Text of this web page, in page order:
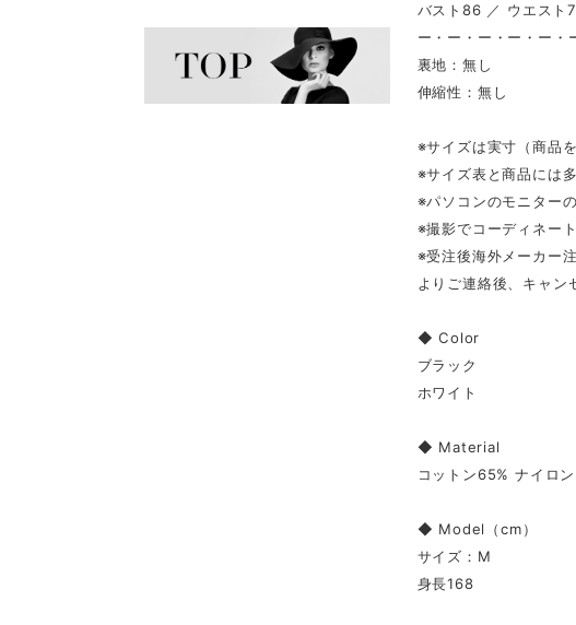
バスト86 ／ ウエスト
ー・ー・ー・ー・ー・
裏地：無し
伸縮性：無し
※サイズは実寸（商品
※サイズ表と商品には
※パソコンのモニター
※撮影でコーディネー
※受注後海外メーカー
よりご連絡後、キャン
◆ Color
ブラック
ホワイト
◆ Material
コットン65% ナイロ
◆ Model（cm）
サイズ：M
身長168